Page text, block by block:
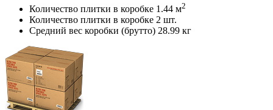
Количество плитки в коробке 1.44 м2
Количество плитки в коробке 2 шт.
Средний вес коробки (брутто) 28.99 кг